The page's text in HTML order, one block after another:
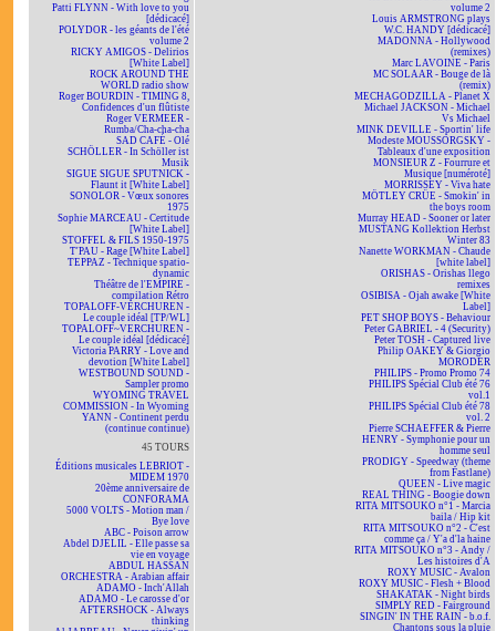
Patti FLYNN - With love to you
[dédicacé]
POLYDOR - les géants de l'été
volume 2
RICKY AMIGOS - Delirios
[White Label]
ROCK AROUND THE
WORLD radio show
Roger BOURDIN - TIMING 8,
Confidences d'un flûtiste
Roger VERMEER -
Rumba/Cha-cha-cha
SAD CAFÉ - Olé
SCHÖLLER - In Schöller ist
Musik
SIGUE SIGUE SPUTNICK -
Flaunt it [White Label]
SONOLOR - Vœux sonores
1975
Sophie MARCEAU - Certitude
[White Label]
STOFFEL & FILS 1950-1975
T'PAU - Rage [White Label]
TEPPAZ - Technique spatio-
dynamic
Théâtre de l'EMPIRE -
compilation Rétro
TOPALOFF-VERCHUREN -
Le couple idéal [TP/WL]
TOPALOFF~VERCHUREN -
Le couple idéal [dédicacé]
Victoria PARRY - Love and
devotion [White Label]
WESTBOUND SOUND -
Sampler promo
WYOMING TRAVEL
COMMISSION - In Wyoming
YANN - Continent perdu
(continue continue)
45 TOURS
Éditions musicales LEBRIOT -
MIDEM 1970
20ème anniversaire de
CONFORAMA
5000 VOLTS - Motion man /
Bye love
ABC - Poison arrow
Abdel DJELIL - Elle passe sa
vie en voyage
ABDUL HASSAN
ORCHESTRA - Arabian affair
ADAMO - Inch'Allah
ADAMO - Le carosse d'or
AFTERSHOCK - Always
thinking
volume 2
Louis ARMSTRONG plays
W.C. HANDY [dédicacé]
MADONNA - Hollywood
(remixes)
Marc LAVOINE - Paris
MC SOLAAR - Bouge de là
(remix)
MECHAGODZILLA - Planet X
Michael JACKSON - Michael
Vs Michael
MINK DEVILLE - Sportin' life
Modeste MOUSSORGSKY -
Tableaux d'une exposition
MONSIEUR Z - Fourrure et
Musique [numéroté]
MORRISSEY - Viva hate
MÖTLEY CRÜE - Smokin' in
the boys room
Murray HEAD - Sooner or later
MUSTANG Kollektion Herbst
Winter 83
Nanette WORKMAN - Chaude
[white label]
ORISHAS - Orishas llego
remixes
OSIBISA - Ojah awake [White
Label]
PET SHOP BOYS - Behaviour
Peter GABRIEL - 4 (Security)
Peter TOSH - Captured live
Philip OAKEY & Giorgio
MORODER
PHILIPS - Promo Promo 74
PHILIPS Spécial Club été 76
vol.1
PHILIPS Spécial Club été 78
vol. 2
Pierre SCHAEFFER & Pierre
HENRY - Symphonie pour un
homme seul
PRODIGY - Speedway (theme
from Fastlane)
QUEEN - Live magic
REAL THING - Boogie down
RITA MITSOUKO n°1 - Marcia
baila / Hip kit
RITA MITSOUKO n°2 - C'est
comme ça / Y'a d'la haine
RITA MITSOUKO n°3 - Andy /
Les histoires d'A
ROXY MUSIC - Avalon
ROXY MUSIC - Flesh + Blood
SHAKATAK - Night birds
SIMPLY RED - Fairground
SINGIN' IN THE RAIN - b.o.f.
Chantons sous la pluie